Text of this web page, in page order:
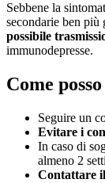
Sebbene la
secondarie ben
possibile
immunodepresse.
Come
Seguire un
Evitare i
In caso di
almeno 2
Contattare